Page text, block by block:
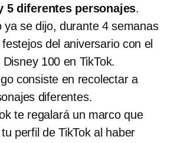
5 diferentes personajes.
ya se dijo, durante 4 semanas
del aniversario con el
100 en TikTok.
consiste en recolectar a
diferentes.
te regalará un marco que
perfil de TikTok al haber